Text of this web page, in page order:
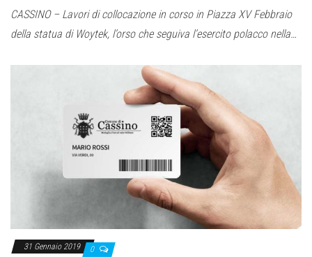
CASSINO – Lavori di collocazione in corso in Piazza XV Febbraio
della statua di Woytek, l’orso che seguiva l’esercito polacco nella…
31 Gennaio 2019 0